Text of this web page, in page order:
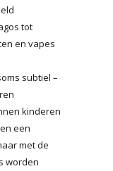
tot
en vapes
subtiel –
kinderen
een
met de
worden